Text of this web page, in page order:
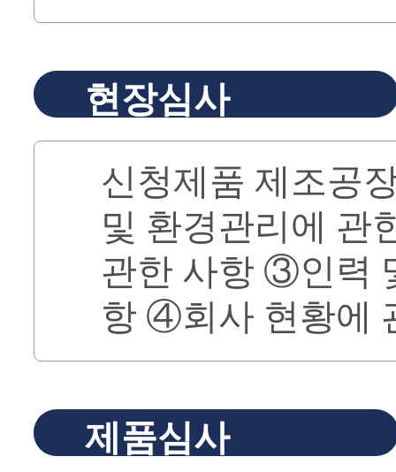
현장심사
신청제품 제조공
및 환경관리에 관
관한 사항 ③인력
항 ④회사 현황에
제품심사